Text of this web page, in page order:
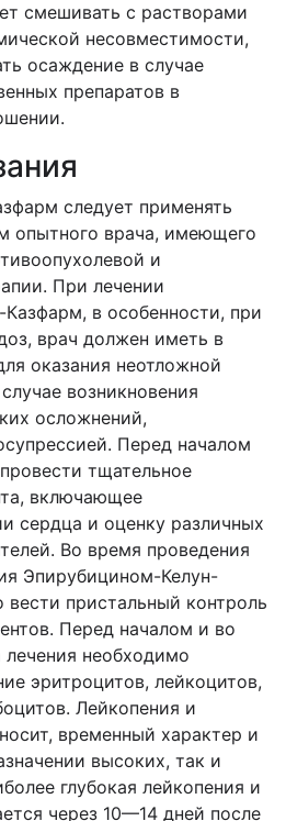
смешивать с растворами
несовместимости,
осаждение в случае
препаратов в
следует применять
опытного врача, имеющего
и
При лечении
в особенности, при
врач должен иметь в
оказания неотложной
возникновения
осложнений,
Перед началом
тщательное
включающее
сердца и оценку различных
Во время проведения
Эпирубицином-Келун-
пристальный контроль
Перед началом и во
необходимо
эритроцитов, лейкоцитов,
Лейкопения и
временный характер и
высоких, так и
глубокая лейкопения и
через 10—14 дней после